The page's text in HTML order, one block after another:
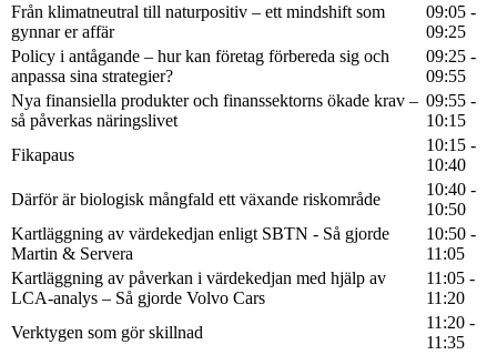
Från klimatneutral till naturpositiv – ett mindshift som
gynnar er affär
09:05 -
09:25
Policy i antågande – hur kan företag förbereda sig och
anpassa sina strategier?
09:25 -
09:55
Nya finansiella produkter och finanssektorns ökade krav –
så påverkas näringslivet
09:55 -
10:15
Fikapaus
10:15 -
10:40
Därför är biologisk mångfald ett växande riskområde
10:40 -
10:50
Kartläggning av värdekedjan enligt SBTN - Så gjorde
Martin & Servera
10:50 -
11:05
Kartläggning av påverkan i värdekedjan med hjälp av
LCA-analys – Så gjorde Volvo Cars
11:05 -
11:20
Verktygen som gör skillnad
11:20 -
11:35